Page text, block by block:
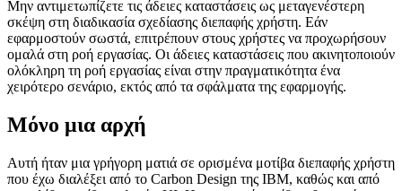
παράδειγμα θα ήταν κάτι σαν "Αυτό δεν λειτούργησε.
Προσπαθήστε ξανά αργότερα".
Μην αντιμετωπίζετε τις άδειες καταστάσεις ως μεταγενέστερη
σκέψη στη διαδικασία σχεδίασης διεπαφής χρήστη. Εάν
εφαρμοστούν σωστά, επιτρέπουν στους χρήστες να προχωρήσουν
ολόκληρη τη ροή εργασίας είναι στην πραγματικότητα ένα
χειρότερο σενάριο, εκτός από τα σφάλματα της εφαρμογής.
Μόνο μια αρχή